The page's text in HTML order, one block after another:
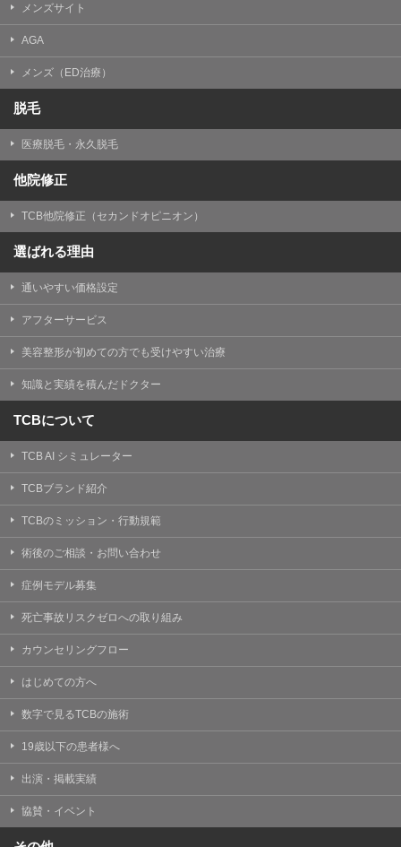
メンズサイト
AGA
メンズ（ED治療）
脱毛
医療脱毛・永久脱毛
他院修正
TCB他院修正（セカンドオピニオン）
選ばれる理由
通いやすい価格設定
アフターサービス
美容整形が初めての方でも受けやすい治療
知識と実績を積んだドクター
TCBについて
TCB AI シミュレーター
TCBブランド紹介
TCBのミッション・行動規範
術後のご相談・お問い合わせ
症例モデル募集
死亡事故リスクゼロへの取り組み
カウンセリングフロー
はじめての方へ
数字で見るTCBの施術
19歳以下の患者様へ
出演・掲載実績
協賛・イベント